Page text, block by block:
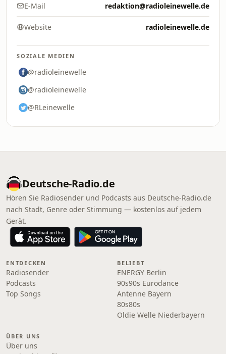
E-Mail redaktion@radioleinewelle.de
Website radioleinewelle.de
SOZIALE MEDIEN
@radioleinewelle
@radioleinewelle
@RLeinewelle
Deutsche-Radio.de
Hören Sie Radiosender und Podcasts aus Deutsche-Radio.de
nach Stadt, Genre oder Stimmung — kostenlos auf jedem
Gerät.
ENTDECKEN
Radiosender
Podcasts
Top Songs
BELIEBT
ENERGY Berlin
90s90s Eurodance
Antenne Bayern
80s80s
Oldie Welle Niederbayern
ÜBER UNS
Über uns